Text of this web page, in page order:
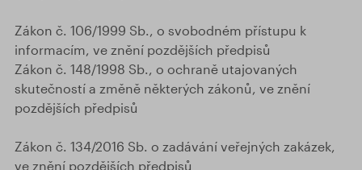
Zákon č. 106/1999 Sb., o svobodném přístupu k
informacím, ve znění pozdějších předpisů
Zákon č. 148/1998 Sb., o ochraně utajovaných
skutečností a změně některých zákonů, ve znění
pozdějších předpisů
Zákon č. 134/2016 Sb. o zadávání veřejných zakázek,
ve znění pozdějších předpisů